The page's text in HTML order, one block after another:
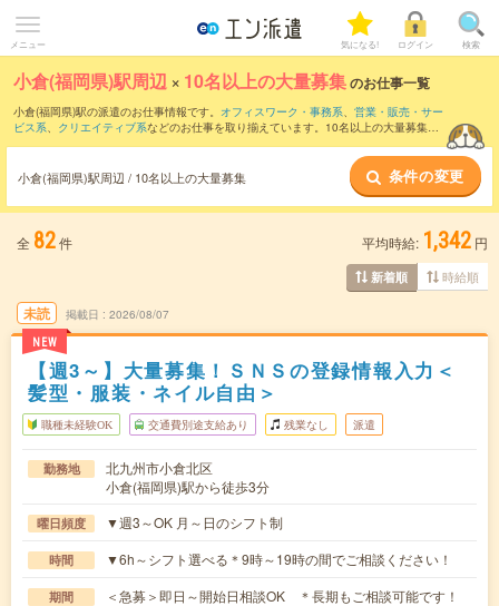
メニュー 気になる! ログイン 検索
小倉(福岡県)駅周辺 × 10名以上の大量募集のお仕事一覧
小倉(福岡県)駅の派遣のお仕事情報です。 オフィスワーク・事務系、 営業・販売・サー
ビス系、 クリエイティブ系などのお仕事を取り揃えています。10名以上の大量募集の
小倉(福岡県)駅周辺 / 10名以上の大量募集 条件の変更
全 82件 平均時給: 1,342 円
新着順 時給順
未読
NEW
掲載日 2026/08/07
【週3～】大量募集！ＳＮＳの登録情報入力＜
髪型・服装・ネイル自由＞
職種未経験OK 交通費別途支給あり 残業なし 派遣
勤務地
北九州市小倉北区
小倉(福岡県)駅から徒歩3分
曜日頻度 ▼週3～OK 月～日のシフト制
時間 ▼6h～シフト選べる＊9時～19時の間でご相談ください！
期間 ＜急募＞即日～開始日相談OK ＊長期もご相談可能です！